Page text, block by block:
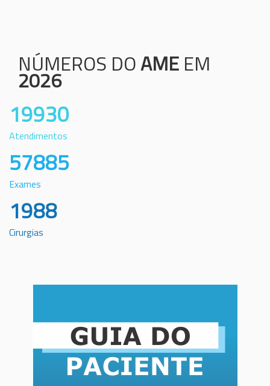
NÚMEROS DOAME EM
2026
19930
Atendimentos
57885
Exames
1988
Cirurgias